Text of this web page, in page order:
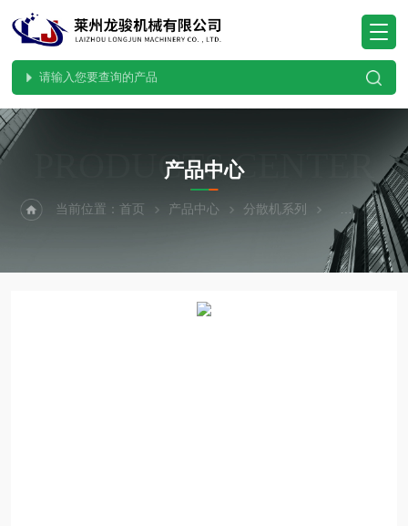
PRODUCTS CENTER
产品中心
当前位置：首页 产品中心 分散机系列 涂料分散机